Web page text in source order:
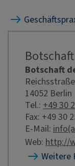
Botschaft
14052 Berlin
Tel.: +49 30
Fax: +49 30
E-Mail:
Web: http://
Weitere